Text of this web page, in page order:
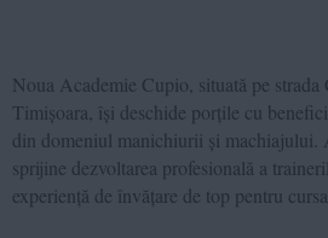
Noua Academie Cupio, situată pe
Timișoara, își deschide porțile cu
din domeniul manichiurii și machiajului.
sprijine dezvoltarea profesională a
experiență de învățare de top pentru